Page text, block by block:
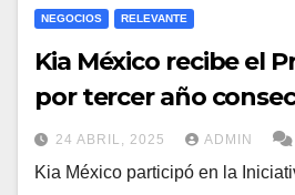
NEGOCIOS RELEVANTE
Kia México recibe el
por tercer año
24 ABRIL, 2025 ADMIN
Kia México participó en la